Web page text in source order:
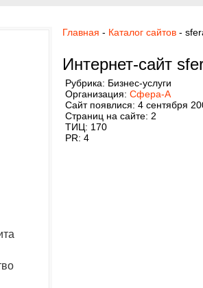
Главная - Каталог сайтов -
Интернет-сайт
Рубрика: Бизнес-услуги
Организация: Сфера-А
Сайт появлися: 4 сентября
Страниц на сайте: 2
ТИЦ: 170
PR: 4